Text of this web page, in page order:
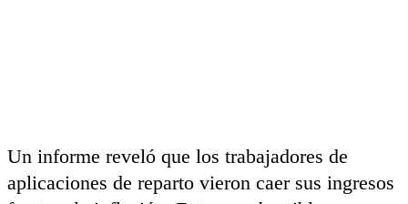
Un informe reveló que los trabajadores de
aplicaciones de reparto vieron caer sus ingresos